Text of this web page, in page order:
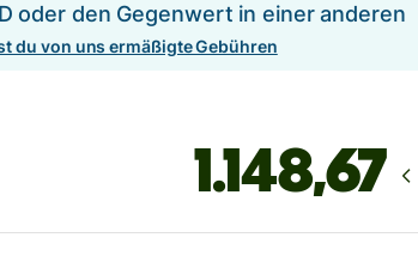
oder den Gegenwert in einer anderen
du von uns ermäßigte Gebühren